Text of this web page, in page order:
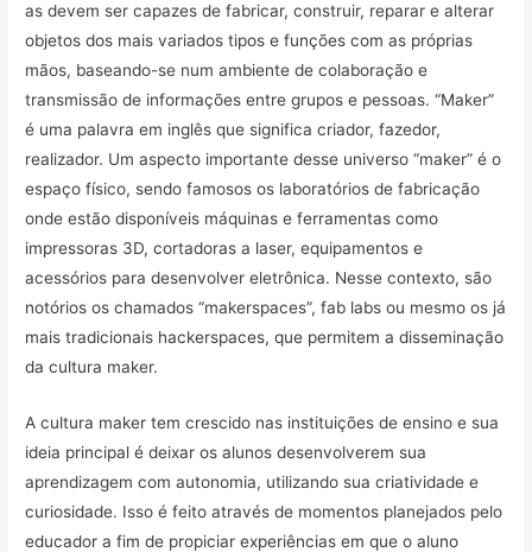
as devem ser capazes de fabricar, construir, reparar e alterar
objetos dos mais variados tipos e funções com as próprias
mãos, baseando-se num ambiente de colaboração e
transmissão de informações entre grupos e pessoas. “Maker”
é uma palavra em inglês que significa criador, fazedor,
realizador. Um aspecto importante desse universo “maker” é o
espaço físico, sendo famosos os laboratórios de fabricação
onde estão disponíveis máquinas e ferramentas como
impressoras 3D, cortadoras a laser, equipamentos e
acessórios para desenvolver eletrônica. Nesse contexto, são
notórios os chamados “makerspaces”, fab labs ou mesmo os já
mais tradicionais hackerspaces, que permitem a disseminação
da cultura maker.
A cultura maker tem crescido nas instituições de ensino e sua
ideia principal é deixar os alunos desenvolverem sua
aprendizagem com autonomia, utilizando sua criatividade e
curiosidade. Isso é feito através de momentos planejados pelo
educador a fim de propiciar experiências em que o aluno